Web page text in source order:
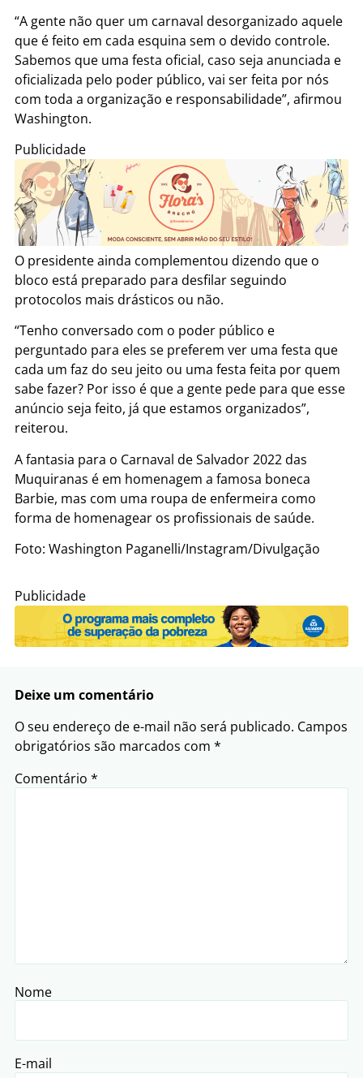
“A gente não quer um carnaval desorganizado aquele
que é feito em cada esquina sem o devido controle.
Sabemos que uma festa oficial, caso seja anunciada e
oficializada pelo poder público, vai ser feita por nós
com toda a organização e responsabilidade”, afirmou
Washington.
Publicidade
O presidente ainda complementou dizendo que o
bloco está preparado para desfilar seguindo
protocolos mais drásticos ou não.
“Tenho conversado com o poder público e
perguntado para eles se preferem ver uma festa que
cada um faz do seu jeito ou uma festa feita por quem
sabe fazer? Por isso é que a gente pede para que esse
anúncio seja feito, já que estamos organizados”,
reiterou.
A fantasia para o Carnaval de Salvador 2022 das
Muquiranas é em homenagem a famosa boneca
Barbie, mas com uma roupa de enfermeira como
forma de homenagear os profissionais de saúde.
Foto: Washington Paganelli/Instagram/Divulgação
Publicidade
Deixe um comentário
O seu endereço de e-mail não será publicado. Campos
obrigatórios são marcados com *
Comentário *
Nome
E-mail